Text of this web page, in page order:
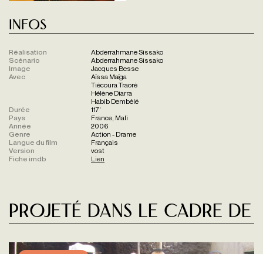
Infos
Réalisation
Abderrahmane Sissako
Scénario
Abderrahmane Sissako
Image
Jacques Besse
Avec
Aïssa Maïga
Tiécoura Traoré
Hélène Diarra
Habib Dembélé
Durée
117'
Pays
France, Mali
Année
2006
Genre
Action - Drame
Langue du film
Français
Version
vost
Fiche imdb
Lien
Projeté dans le cadre de